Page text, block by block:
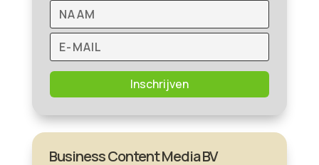
Inschrijven
Business Content Media BV